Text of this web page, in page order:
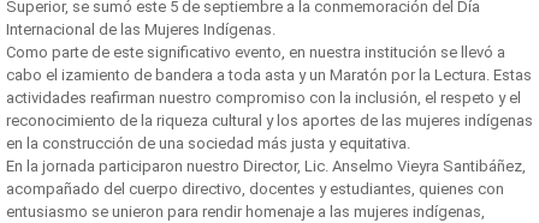
Superior, se sumó este 5 de septiembre a la conmemoración del Día
Internacional de las Mujeres Indígenas.
Como parte de este significativo evento, en nuestra institución se llevó a
cabo el izamiento de bandera a toda asta y un Maratón por la Lectura. Estas
actividades reafirman nuestro compromiso con la inclusión, el respeto y el
reconocimiento de la riqueza cultural y los aportes de las mujeres indígenas
en la construcción de una sociedad más justa y equitativa.
En la jornada participaron nuestro Director, Lic. Anselmo Vieyra Santibáñez,
acompañado del cuerpo directivo, docentes y estudiantes, quienes con
entusiasmo se unieron para rendir homenaje a las mujeres indígenas,